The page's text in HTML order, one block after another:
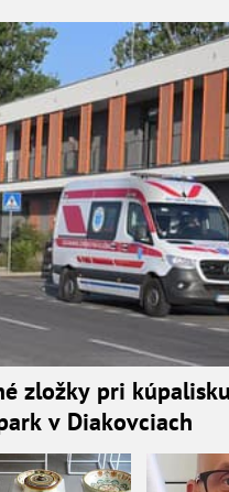
zložky pri
v Diakovciach